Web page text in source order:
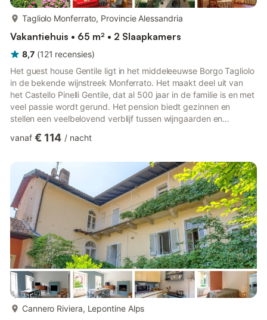
Tagliolo Monferrato, Provincie Alessandria
Vakantiehuis • 65 m² • 2 Slaapkamers
8,7 (121 recensies)
Het guest house Gentile ligt in het middeleeuwse Borgo Tagliolo
in de bekende wijnstreek Monferrato. Het maakt deel uit van
het Castello Pinelli Gentile, dat al 500 jaar in de familie is en met
veel passie wordt gerund. Het pension biedt gezinnen en
stellen een veelbelovend verblijf tussen wijngaarden en
vier de pensions samen huren. Het wijngebied staat vooral
al sinds de 14e eeuw wijn en biedt haar gasten ook
wijnproeverijen aan met een rondleiding door het kasteel. F...
vanaf € 114 / nacht
Cannero Riviera, Lepontine Alps